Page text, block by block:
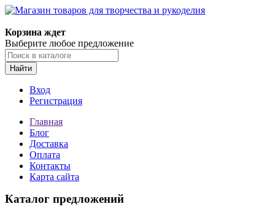
Корзина ждет
Выберите любое предложение
Найти
Вход
Регистрация
Главная
Блог
Доставка
Оплата
Контакты
Карта сайта
Каталог предложений